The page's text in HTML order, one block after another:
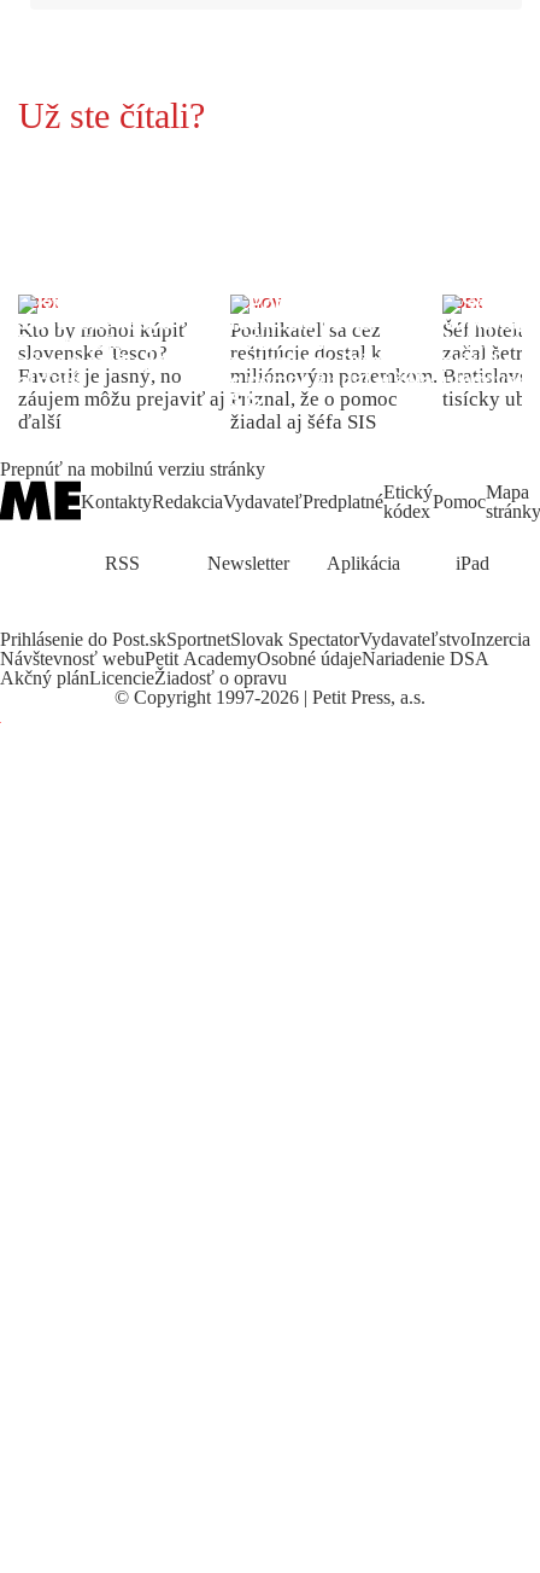
Už ste čítali?
INDEX
Kto by mohol kúpiť
slovenské Tesco?
Favorit je jasný, no
záujem môžu prejaviť aj
ďalší
DOMOV
Podnikateľ sa cez
reštitúcie dostal k
miliónovým pozemkom.
Priznal, že o pomoc
žiadal aj šéfa SIS
INDEX
Šéf
začal
Bratislave
tisícky
Prepnúť na mobilnú verziu stránky
KontaktyRedakciaVydavateľPredplatnéEtický
kódexPomocMapa
stránky
RSS Newsletter Aplikácia iPad
Prihlásenie do Post.skSportnetSlovak SpectatorVydavateľstvoInzercia
Návštevnosť webuPetit AcademyOsobné údajeNariadenie DSA
Akčný plánLicencieŽiadosť o opravu
© Copyright 1997-2026 | Petit Press, a.s.